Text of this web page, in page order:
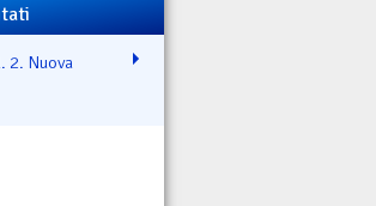
2. Nuova